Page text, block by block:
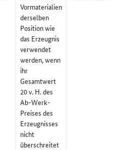
Vormaterialien
derselben
Position wie
das Erzeugnis
verwendet
werden, wenn
ihr
Gesamtwert
20 v. H. des
Ab-Werk-
Preises des
Erzeugnisses
nicht
überschreitet